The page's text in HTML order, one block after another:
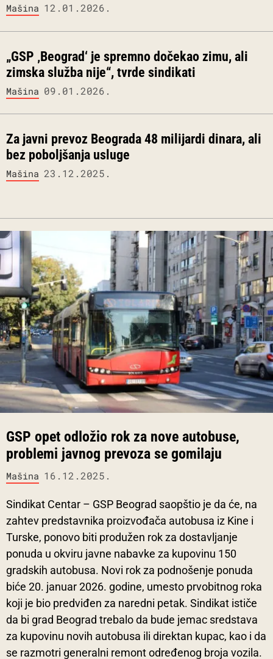
Mašina 12.01.2026.
„GSP ‚Beograd‘ je spremno dočekao zimu, ali
zimska služba nije“, tvrde sindikati
Mašina 09.01.2026.
Za javni prevoz Beograda 48 milijardi dinara, ali
bez poboljšanja usluge
Mašina 23.12.2025.
GSP opet odložio rok za nove autobuse,
problemi javnog prevoza se gomilaju
Mašina 16.12.2025.
Sindikat Centar – GSP Beograd saopštio je da će, na
zahtev predstavnika proizvođača autobusa iz Kine i
Turske, ponovo biti produžen rok za dostavljanje
ponuda u okviru javne nabavke za kupovinu 150
gradskih autobusa. Novi rok za podnošenje ponuda
biće 20. januar 2026. godine, umesto prvobitnog roka
koji je bio predviđen za naredni petak. Sindikat ističe
da bi grad Beograd trebalo da bude jemac sredstava
za kupovinu novih autobusa ili direktan kupac, kao i da
se razmotri generalni remont određenog broja vozila.